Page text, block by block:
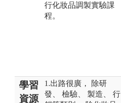
行化妝品調製實驗課
程。
學習
資源
1.出路很廣， 除研
發、 檢驗、 製造、 行